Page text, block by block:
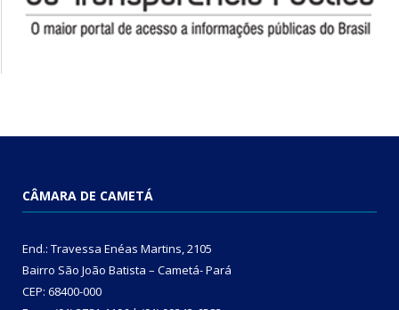
CÂMARA DE CAMETÁ
End.: Travessa Enéas Martins, 2105
Bairro São João Batista – Cametá- Pará
CEP: 68400-000